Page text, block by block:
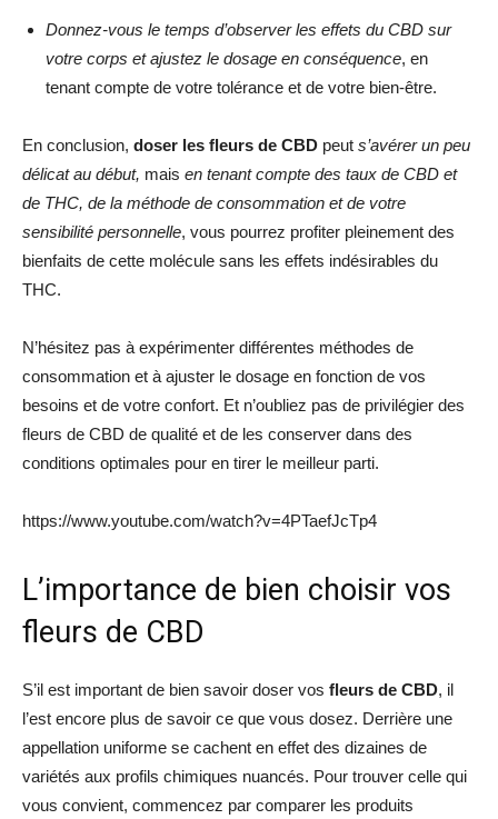
Donnez-vous le temps d’observer les effets du CBD sur
votre corps et ajustez le dosage en conséquence, en
tenant compte de votre tolérance et de votre bien-être.
En conclusion, doser les fleurs de CBD peut s’avérer un peu
délicat au début, mais en tenant compte des taux de CBD et
de THC, de la méthode de consommation et de votre
sensibilité personnelle, vous pourrez profiter pleinement des
bienfaits de cette molécule sans les effets indésirables du
THC.
N’hésitez pas à expérimenter différentes méthodes de
consommation et à ajuster le dosage en fonction de vos
besoins et de votre confort. Et n’oubliez pas de privilégier des
fleurs de CBD de qualité et de les conserver dans des
conditions optimales pour en tirer le meilleur parti.
https://www.youtube.com/watch?v=4PTaefJcTp4
L’importance de bien choisir vos
fleurs de CBD
S’il est important de bien savoir doser vos fleurs de CBD, il
l’est encore plus de savoir ce que vous dosez. Derrière une
appellation uniforme se cachent en effet des dizaines de
variétés aux profils chimiques nuancés. Pour trouver celle qui
vous convient, commencez par comparer les produits